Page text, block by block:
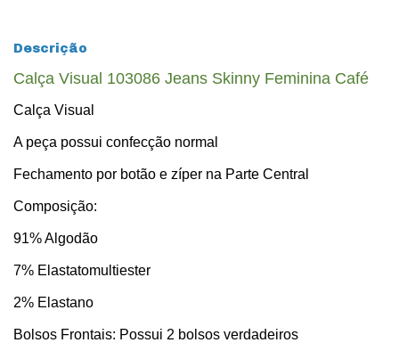
Descrição
Calça Visual 103086 Jeans Skinny Feminina Café
Calça Visual
A peça possui confecção normal
Fechamento por botão e zíper na Parte Central
Composição:
91% Algodão
7% Elastatomultiester
2% Elastano
Bolsos Frontais: Possui 2 bolsos verdadeiros